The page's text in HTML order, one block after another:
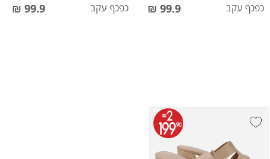
כפכף עקב 99.9 ₪ כפכף עקב 99.9 ₪